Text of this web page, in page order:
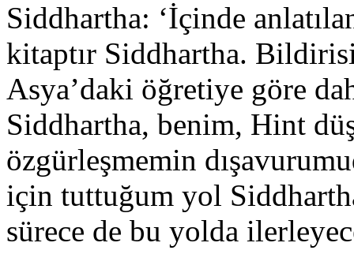
Siddhartha: ‘İçinde
kitaptır Siddhartha.
Asya’daki öğretiye göre
Siddhartha, benim, Hint
özgürleşmemin
için tuttuğum yol
sürece de bu yolda